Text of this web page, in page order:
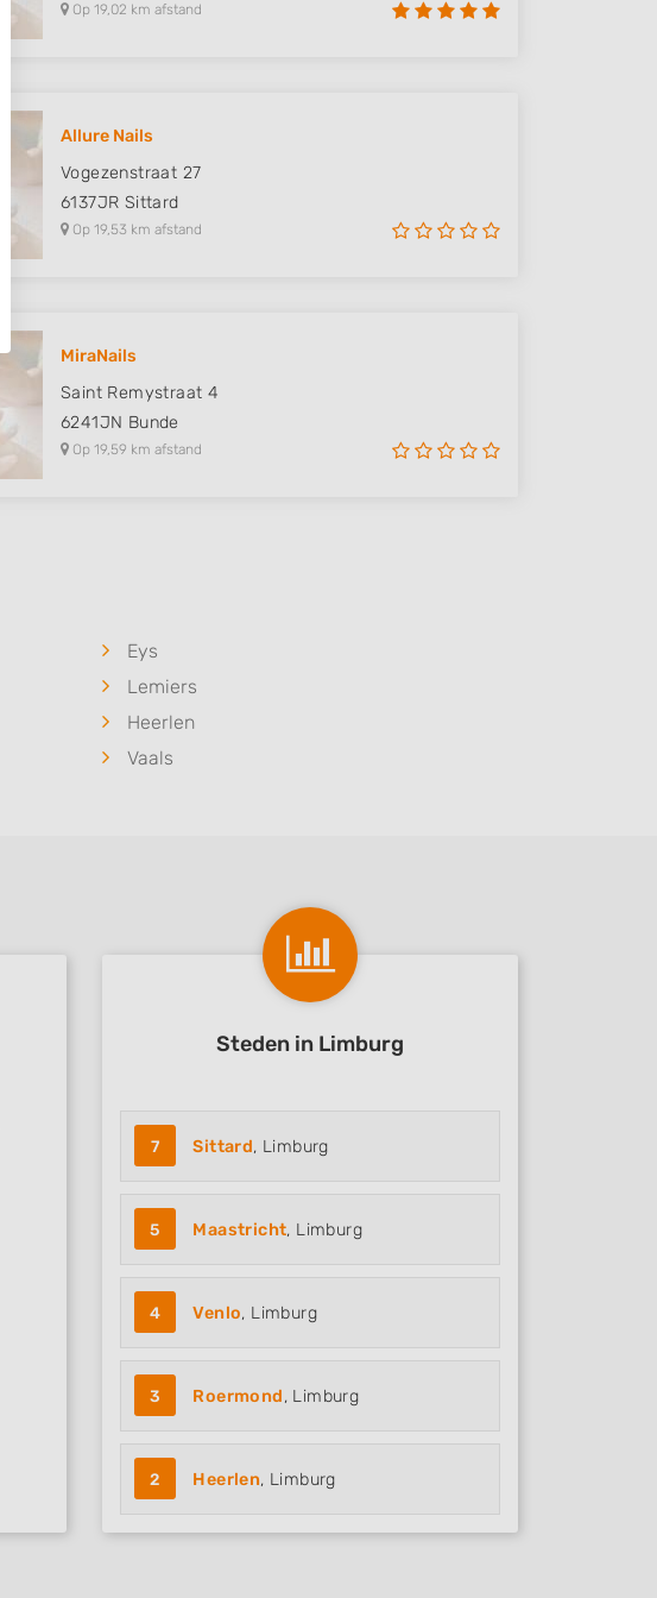
Op 19,02 km afstand
Allure Nails
Vogezenstraat 27
6137JR Sittard
Op 19,53 km afstand
MiraNails
Saint Remystraat 4
6241JN Bunde
Op 19,59 km afstand
Eys
Lemiers
Heerlen
Vaals
Steden in Limburg
7 Sittard, Limburg
5 Maastricht, Limburg
4 Venlo, Limburg
3 Roermond, Limburg
2 Heerlen, Limburg